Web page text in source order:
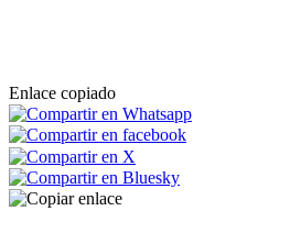
Enlace copiado